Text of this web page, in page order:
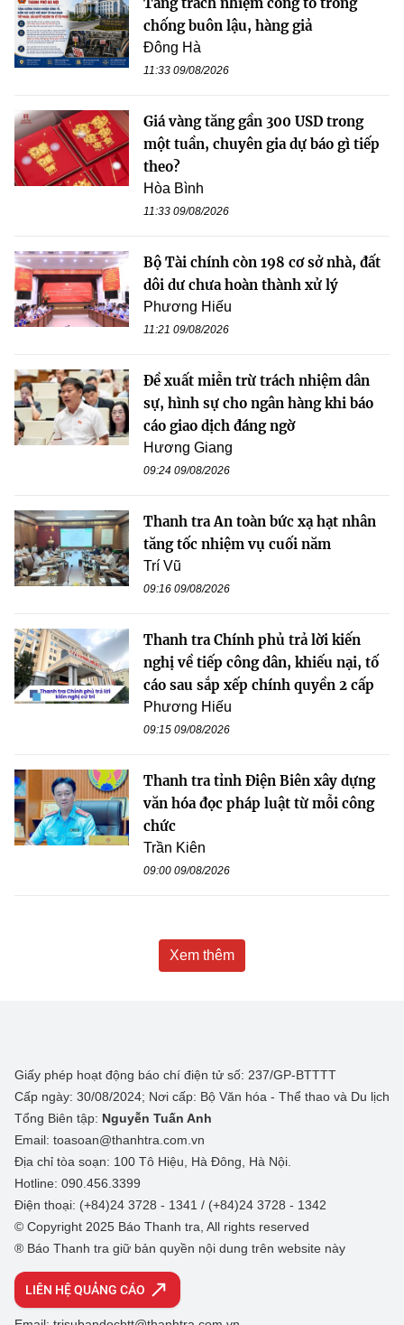
chống buôn lậu, hàng giả
Đông Hà
11:33 09/08/2026
Giá vàng tăng gần 300 USD trong
một tuần, chuyên gia dự báo gì tiếp
theo?
Hòa Bình
11:33 09/08/2026
Bộ Tài chính còn 198 cơ sở nhà, đất
dôi dư chưa hoàn thành xử lý
Phương Hiếu
11:21 09/08/2026
Đề xuất miễn trừ trách nhiệm dân
sự, hình sự cho ngân hàng khi báo
cáo giao dịch đáng ngờ
Hương Giang
09:24 09/08/2026
Thanh tra An toàn bức xạ hạt nhân
tăng tốc nhiệm vụ cuối năm
Trí Vũ
09:16 09/08/2026
Thanh tra Chính phủ trả lời kiến
nghị về tiếp công dân, khiếu nại, tố
cáo sau sắp xếp chính quyền 2 cấp
Phương Hiếu
09:15 09/08/2026
Thanh tra tỉnh Điện Biên xây dựng
văn hóa đọc pháp luật từ mỗi công
chức
Trần Kiên
09:00 09/08/2026
Xem thêm
Giấy phép hoạt động báo chí điện tử số: 237/GP-BTTTT
Cấp ngày: 30/08/2024; Nơi cấp: Bộ Văn hóa - Thể thao và Du lịch
Tổng Biên tập: Nguyễn Tuấn Anh
Email: toasoan@thanhtra.com.vn
Địa chỉ tòa soạn: 100 Tô Hiệu, Hà Đông, Hà Nội.
Hotline: 090.456.3399
Điện thoại: (+84)24 3728 - 1341 / (+84)24 3728 - 1342
© Copyright 2025 Báo Thanh tra, All rights reserved
® Báo Thanh tra giữ bản quyền nội dung trên website này
LIÊN HỆ QUẢNG CÁO